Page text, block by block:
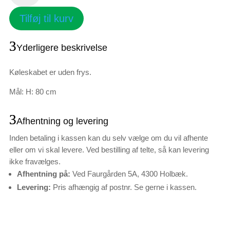
Tilføj til kurv
Yderligere beskrivelse
Køleskabet er uden frys.
Mål: H: 80 cm
Afhentning og levering
Inden betaling i kassen kan du selv vælge om du vil afhente
eller om vi skal levere. Ved bestilling af telte, så kan levering
ikke fravælges.
Afhentning på:Ved Faurgården 5A, 4300 Holbæk.
Levering: Pris afhængig af postnr. Se gerne i kassen.